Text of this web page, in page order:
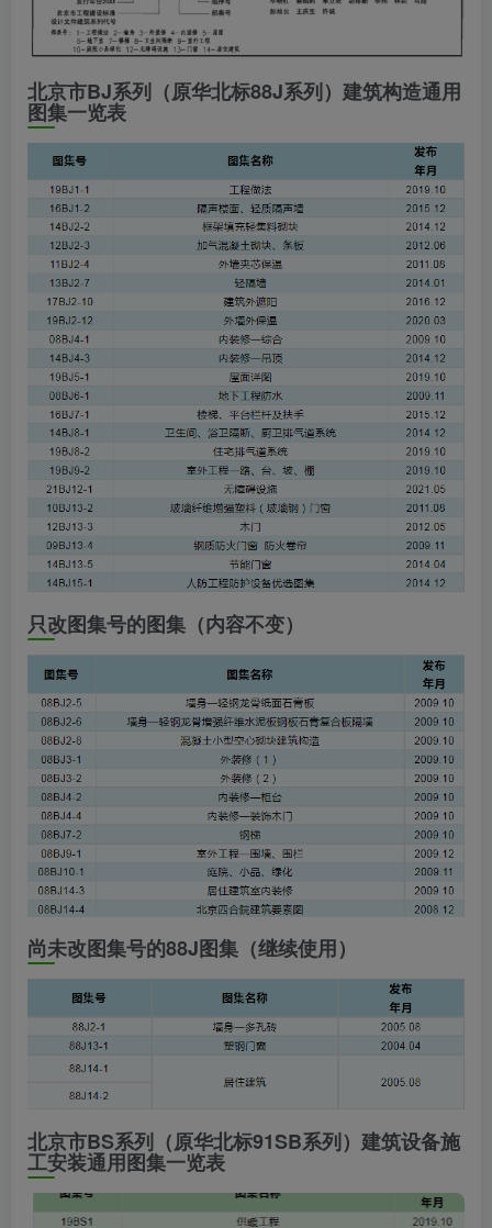
北京市BJ系列（原华北标88J系列）建筑构造通用
图集一览表
只改图集号的图集（内容不变）
尚未改图集号的88J图集（继续使用）
北京市BS系列（原华北标91SB系列）建筑设备施
工安装通用图集一览表